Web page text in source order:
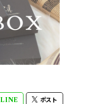
LINE ポスト